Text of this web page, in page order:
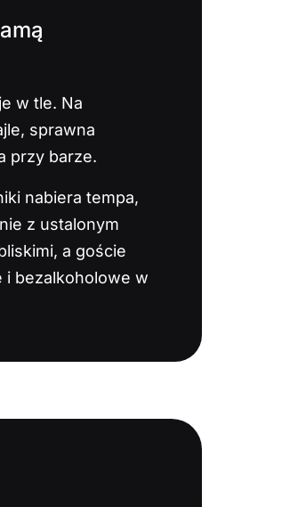
w tle. Na
sprawna
przy barze.
nabiera tempa,
z ustalonym
a goście
i bezalkoholowe w